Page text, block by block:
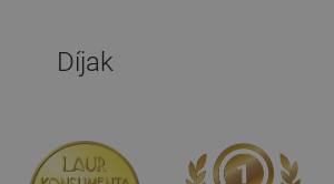
Díjak